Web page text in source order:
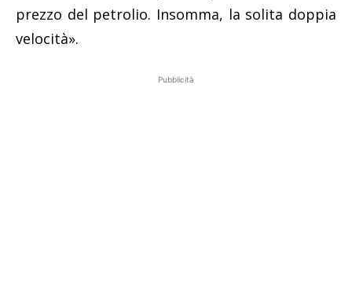
prezzo del petrolio. Insomma, la solita doppia
velocità».
Pubblicità